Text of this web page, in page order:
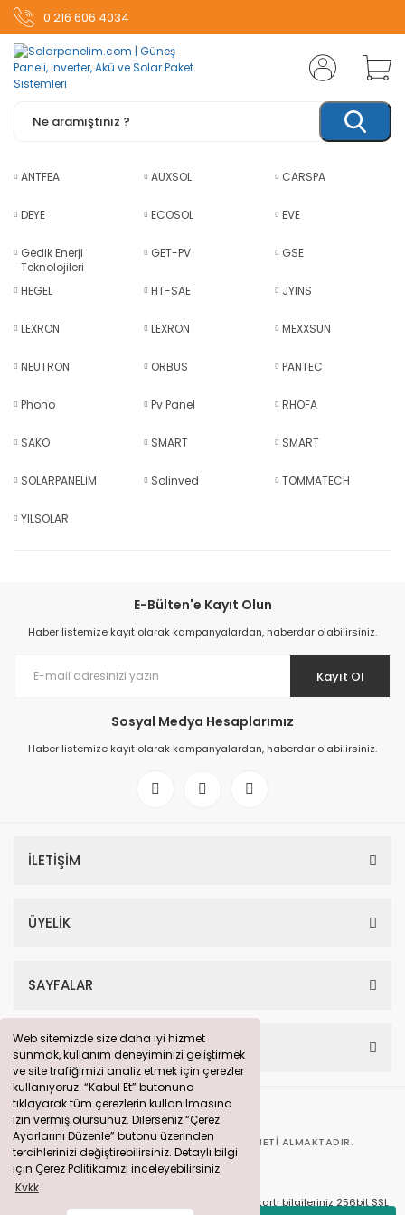
Web sitemizde size daha iyi hizmet
sunmak, kullanım deneyiminizi geliştirmek
ve site trafiğimizi analiz etmek için çerezler
kullanıyoruz. “Kabul Et” butonuna
tıklayarak tüm çerezlerin kullanılmasına
izin vermiş olursunuz. Dilerseniz “Çerez
Ayarlarını Düzenle” butonu üzerinden
tercihlerinizi değiştirebilirsiniz. Detaylı bilgi
için Çerez Politikamızı inceleyebilirsiniz.
Kvkk
Web sitemizde size daha iyi hizmet
sunmak, kullanım deneyiminizi geliştirmek
ve site trafiğimizi analiz etmek için çerezler
kullanıyoruz. “Kabul Et” butonuna
tıklayarak tüm çerezlerin kullanılmasına
izin vermiş olursunuz. Dilerseniz “Çerez
Ayarlarını Düzenle” butonu üzerinden
tercihlerinizi değiştirebilirsiniz. Detaylı bilgi
için Çerez Politikamızı inceleyebilirsiniz.
Kvkk
0 216 606 4034
ANTFEA AUXSOL CARSPA
DEYE ECOSOL EVE
Gedik Enerji
Teknolojileri
GET-PV GSE
HEGEL HT-SAE JYINS
LEXRON LEXRON MEXXSUN
NEUTRON ORBUS PANTEC
Phono Pv Panel RHOFA
SAKO SMART SMART
SOLARPANELİM Solinved TOMMATECH
YILSOLAR
E-Bülten'e Kayıt Olun
Haber listemize kayıt olarak kampanyalardan, haberdar olabilirsiniz.
Kayıt Ol
Sosyal Medya Hesaplarımız
Haber listemize kayıt olarak kampanyalardan, haberdar olabilirsiniz.
İLETİŞİM
ÜYELİK
SAYFALAR
HESABIM
BU SITE360° DIJITAL PAZARLAMA HIZMETI ALMAKTADIR.
© solarpanelim.com Tüm Hakları Saklıdır. Kredi kartı bilgileriniz 256bit SSL